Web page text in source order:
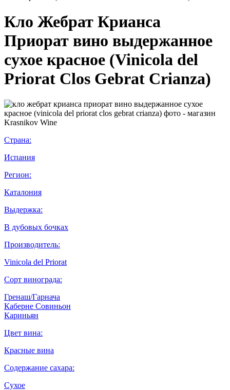
Кло Жебрат Крианса
Приорат вино выдержанное
сухое красное (Vinicola del
Priorat Clos Gebrat Crianza)
Страна:
Испания
Регион:
Каталония
Выдержка:
В дубовых бочках
Производитель:
Vinicola del Priorat
Сорт винограда:
Гренаш/Гарнача
Каберне Совиньон
Кариньян
Цвет вина:
Красные вина
Содержание сахара:
Сухое